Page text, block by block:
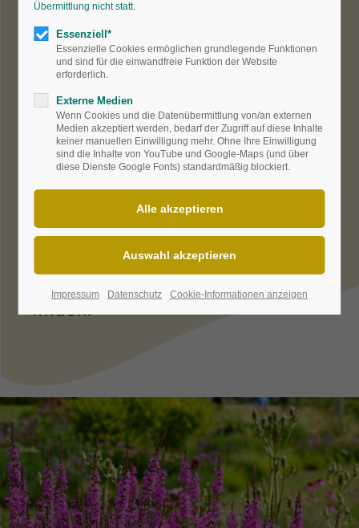
Bund deutscher
Staudengärtnerstellt seit 2001
eine Gattung als Staude des
Jahres vor, um auf die Vielfalt
aufmerksam zu machen. Wer sich
genauer über die einzelnen
Sorten informieren möchte, kann
seinen Staudengärtner fragen.
Unter
sind aber auch einige Sortimente
von Experten detalliert
beschrieben und bewertet
worden. Auch hier sind Schätze zu
finden.
Übermittlung nicht statt.
Essenziell*
Essenzielle Cookies ermöglichen grundlegende Funktionen
und sind für die einwandfreie Funktion der Website
erforderlich.
Externe Medien
Wenn Cookies und die Datenübermittlung von/an externen
Medien akzeptiert werden, bedarf der Zugriff auf diese Inhalte
keiner manuellen Einwilligung mehr. Ohne Ihre Einwilligung
sind die Inhalte von YouTube und Google-Maps (und über
diese Dienste Google Fonts) standardmäßig blockiert.
Impressum Datenschutz Cookie-Informationen anzeigen